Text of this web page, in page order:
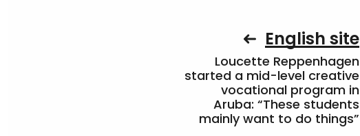
English site
Loucette Reppenhagen
started a mid-level creative
vocational program in
Aruba: “These students
mainly want to do things”